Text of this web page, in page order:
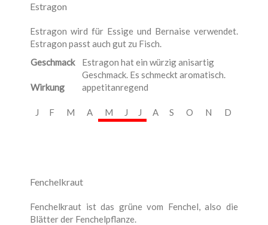
Estragon
Estragon wird für Essige und Bernaise verwendet.
Estragon passt auch gut zu Fisch.
Geschmack
Estragon hat ein würzig anisartig
Geschmack. Es schmeckt aromatisch.
Wirkung
appetitanregend
J F M A M J J A S O N D
Fenchelkraut
Fenchelkraut ist das grüne vom Fenchel, also die
Blätter der Fenchelpflanze.